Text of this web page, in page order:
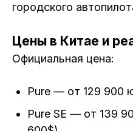
городского
Цены в Китае и
Официальная цена:
Pure — от 129 900
Pure SE — от 139